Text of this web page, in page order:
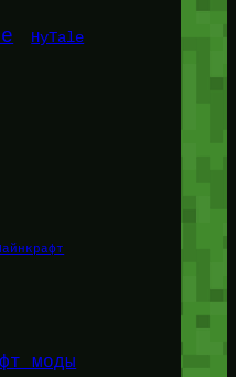
HyTale
моды